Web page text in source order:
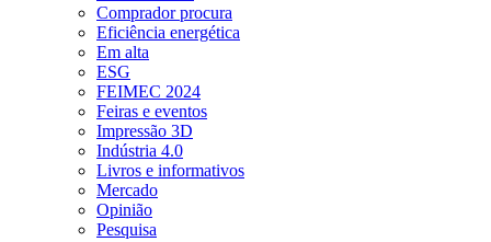
Comprador procura
Eficiência energética
Em alta
ESG
FEIMEC 2024
Feiras e eventos
Impressão 3D
Indústria 4.0
Livros e informativos
Mercado
Opinião
Pesquisa